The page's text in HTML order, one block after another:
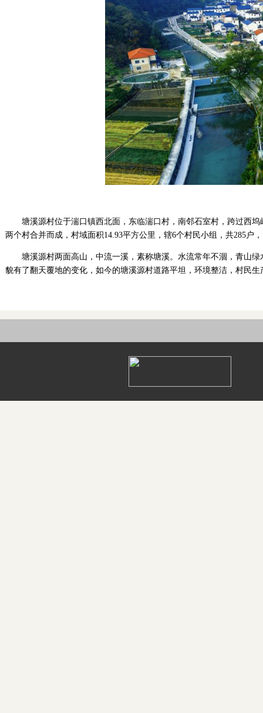
塘溪源村位于湍口镇西北面，东临湍口村，南邻石室村，跨过西
两个村合并而成，村域面积14.93平方公里，辖6个村民小组，共285户
塘溪源村两面高山，中流一溪，素称塘溪。水流常年不涸，青山
貌有了翻天覆地的变化，如今的塘溪源村道路平坦，环境整洁，村民